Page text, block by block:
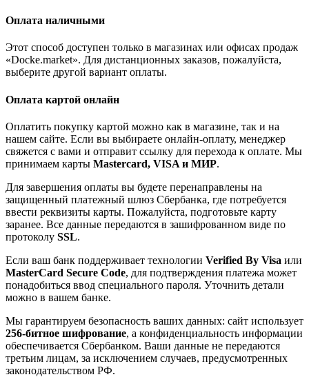
Оплата наличными
Этот способ доступен только в магазинах или офисах продаж
«Docke.market». Для дистанционных заказов, пожалуйста,
выберите другой вариант оплаты.
Оплата картой онлайн
Оплатить покупку картой можно как в магазине, так и на
нашем сайте. Если вы выбираете онлайн-оплату, менеджер
свяжется с вами и отправит ссылку для перехода к оплате. Мы
принимаем карты Mastercard, VISA и МИР.
Для завершения оплаты вы будете перенаправлены на
защищенный платежный шлюз Сбербанка, где потребуется
ввести реквизиты карты. Пожалуйста, подготовьте карту
заранее. Все данные передаются в зашифрованном виде по
протоколу SSL.
Если ваш банк поддерживает технологии Verified By Visa или
MasterCard Secure Code, для подтверждения платежа может
понадобиться ввод специального пароля. Уточнить детали
можно в вашем банке.
Мы гарантируем безопасность ваших данных: сайт использует
256-битное шифрование, а конфиденциальность информации
обеспечивается Сбербанком. Ваши данные не передаются
третьим лицам, за исключением случаев, предусмотренных
законодательством РФ.